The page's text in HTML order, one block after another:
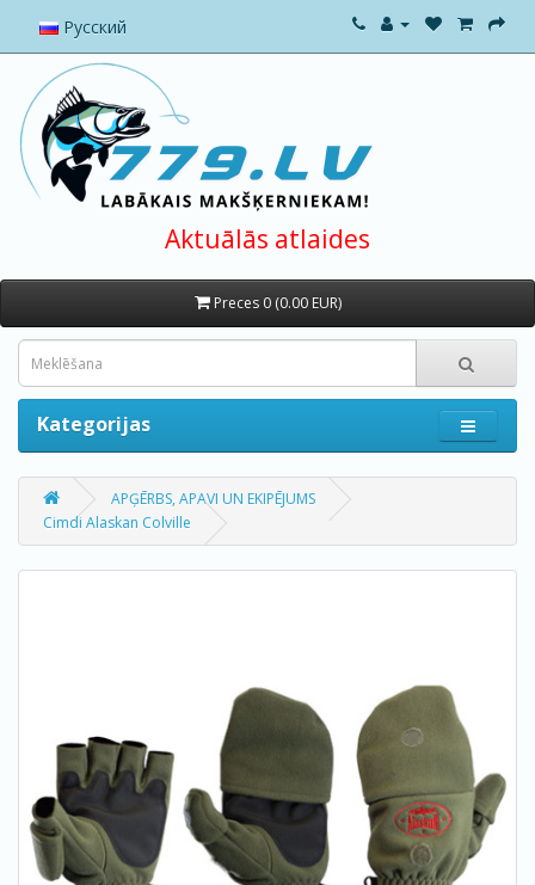
Русский
Aktuālās atlaides
Preces 0 (0.00 EUR)
Kategorijas
APĢĒRBS, APAVI UN EKIPĒJUMS
Cimdi Alaskan Colville